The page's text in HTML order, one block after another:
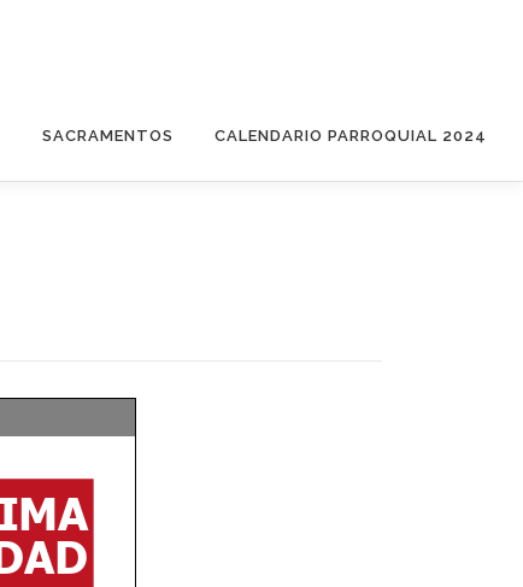
SACRAMENTOS CALENDARIO PARROQUIAL 2024